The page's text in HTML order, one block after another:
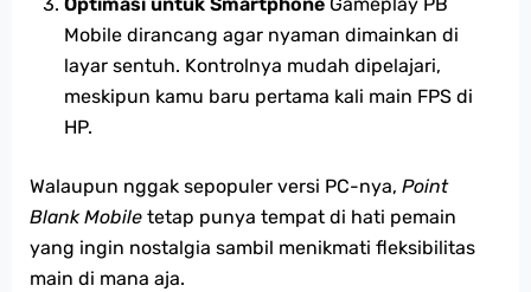
Mobile dirancang agar nyaman dimainkan di
layar sentuh. Kontrolnya mudah dipelajari,
meskipun kamu baru pertama kali main FPS di
HP.
Walaupun nggak sepopuler versi PC-nya, Point
Blank Mobile tetap punya tempat di hati pemain
yang ingin nostalgia sambil menikmati fleksibilitas
main di mana aja.